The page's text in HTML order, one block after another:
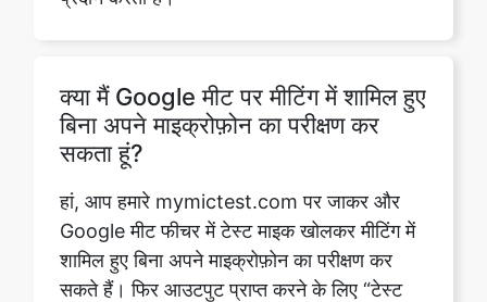
क्या मैं Google मीट पर मीटिंग में शामिल हुए
बिना अपने माइक्रोफ़ोन का परीक्षण कर
सकता हूं?
हां, आप हमारे mymictest.com पर जाकर और
Google मीट फीचर में टेस्ट माइक खोलकर मीटिंग में
शामिल हुए बिना अपने माइक्रोफ़ोन का परीक्षण कर
सकते हैं। फिर आउटपुट प्राप्त करने के लिए “टेस्ट